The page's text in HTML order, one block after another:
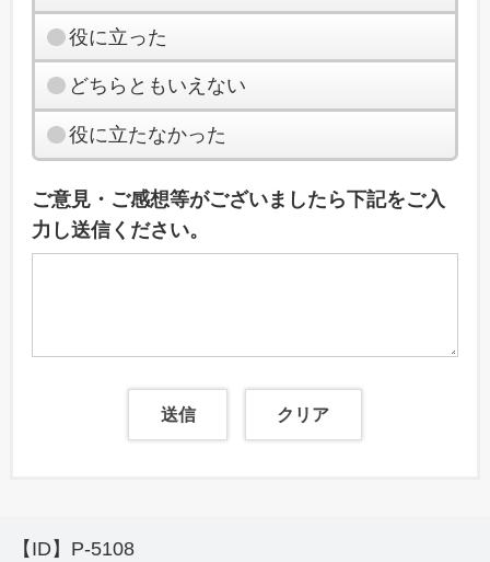
役に立った
どちらともいえない
役に立たなかった
ご意見・ご感想等がございましたら下記をご入
力し送信ください。
【ID】 P-5108